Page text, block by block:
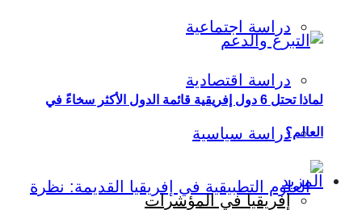
دراسة اجتماعية
دراسة اقتصادية
دراسة سياسية
لماذا تحتل 6 دول إفريقية قائمة الدول الأكثر سخاءً في
العالم؟
المزيد
إفريقيا في المؤشرات